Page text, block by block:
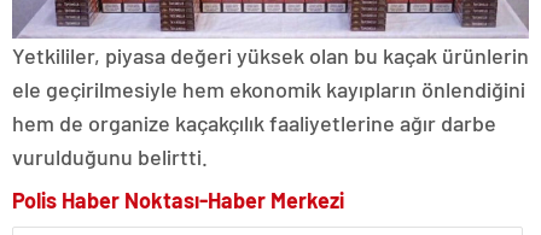
Yetkililer, piyasa değeri yüksek olan bu kaçak ürünlerin
ele geçirilmesiyle hem ekonomik kayıpların önlendiğini
hem de organize kaçakçılık faaliyetlerine ağır darbe
vurulduğunu belirtti.
Polis Haber Noktası-Haber Merkezi